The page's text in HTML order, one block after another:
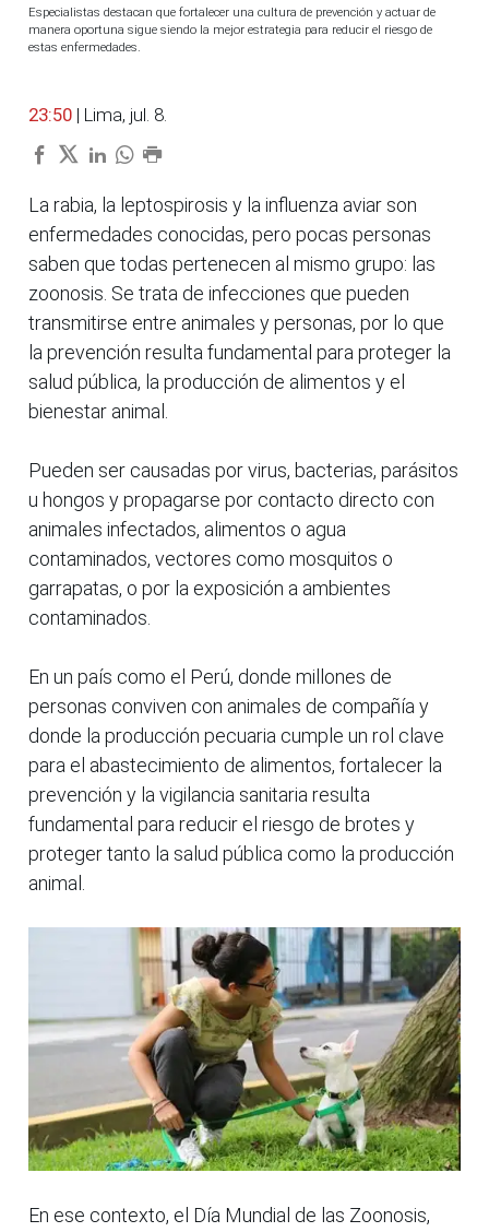
Especialistas destacan que fortalecer una cultura de prevención y actuar de
manera oportuna sigue siendo la mejor estrategia para reducir el riesgo de
estas enfermedades.
23:50 | Lima, jul. 8.
La rabia, la leptospirosis y la influenza aviar son
enfermedades conocidas, pero pocas personas
saben que todas pertenecen al mismo grupo: las
zoonosis. Se trata de infecciones que pueden
transmitirse entre animales y personas, por lo que
la prevención resulta fundamental para proteger la
salud pública, la producción de alimentos y el
bienestar animal.
Pueden ser causadas por virus, bacterias, parásitos
u hongos y propagarse por contacto directo con
animales infectados, alimentos o agua
contaminados, vectores como mosquitos o
garrapatas, o por la exposición a ambientes
contaminados.
En un país como el Perú, donde millones de
personas conviven con animales de compañía y
donde la producción pecuaria cumple un rol clave
para el abastecimiento de alimentos, fortalecer la
prevención y la vigilancia sanitaria resulta
fundamental para reducir el riesgo de brotes y
proteger tanto la salud pública como la producción
animal.
En ese contexto, el Día Mundial de las Zoonosis,